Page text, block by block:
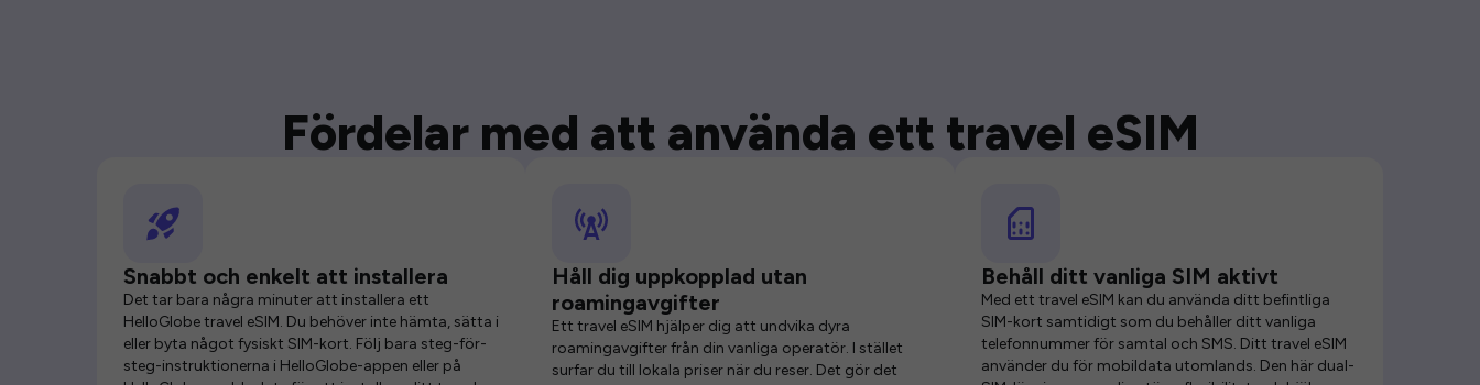
Fördelar med att använda ett travel eSIM
Snabbt och enkelt att installera
Det tar bara några minuter att installera ett
HelloGlobe travel eSIM. Du behöver inte hämta, sätta i
eller byta något fysiskt SIM-kort. Följ bara steg-för-
steg-instruktionerna i HelloGlobe-appen eller på
Håll dig uppkopplad utan
roamingavgifter
Ett travel eSIM hjälper dig att undvika dyra
roamingavgifter från din vanliga operatör. I stället
surfar du till lokala priser när du reser. Det gör det
Behåll ditt vanliga SIM aktivt
Med ett travel eSIM kan du använda ditt befintliga
SIM-kort samtidigt som du behåller ditt vanliga
telefonnummer för samtal och SMS. Ditt travel eSIM
använder du för mobildata utomlands. Den här dual-